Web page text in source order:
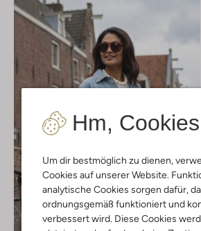
Hm,
Um dir bestmöglich zu dienen,
Cookies auf unserer Website.
analytische Cookies sorgen dafür,
ordnungsgemäß funktioniert und
verbessert wird. Diese Cookies